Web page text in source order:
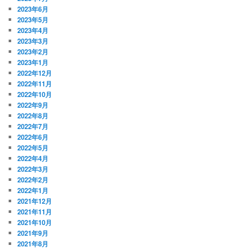
2023年6月
2023年5月
2023年4月
2023年3月
2023年2月
2023年1月
2022年12月
2022年11月
2022年10月
2022年9月
2022年8月
2022年7月
2022年6月
2022年5月
2022年4月
2022年3月
2022年2月
2022年1月
2021年12月
2021年11月
2021年10月
2021年9月
2021年8月